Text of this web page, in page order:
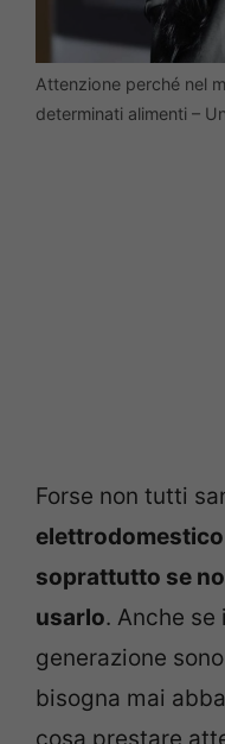
Attenzione perché nel
determinati alimenti –
Forse non tutti
soprattutto se
usarlo. Anche
generazione
bisogna mai